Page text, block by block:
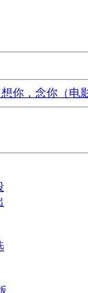
你，念你（电